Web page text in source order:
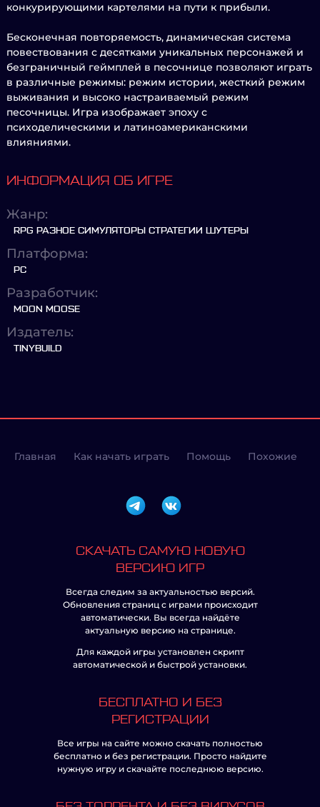
конкурирующими картелями на пути к прибыли.
Бесконечная повторяемость, динамическая система
повествования с десятками уникальных персонажей и
безграничный геймплей в песочнице позволяют играть
в различные режимы: режим истории, жесткий режим
выживания и высоко настраиваемый режим
песочницы. Игра изображает эпоху с
психоделическими и латиноамериканскими
влияниями.
ИНФОРМАЦИЯ ОБ ИГРЕ
Жанр:
RPG РАЗНОЕ СИМУЛЯТОРЫ СТРАТЕГИИ ШУТЕРЫ
Платформа:
PC
Разработчик:
MOON MOOSE
Издатель:
TINYBUILD
Главная Как начать играть Помощь Похожие
СКАЧАТЬ САМУЮ НОВУЮ
ВЕРСИЮ ИГР
Всегда следим за актуальностью версий.
Обновления страниц с играми происходит
автоматически. Вы всегда найдёте
актуальную версию на странице.
Для каждой игры установлен скрипт
автоматической и быстрой установки.
БЕСПЛАТНО И БЕЗ
РЕГИСТРАЦИИ
Все игры на сайте можно скачать полностью
бесплатно и без регистрации. Просто найдите
нужную игру и скачайте последнюю версию.